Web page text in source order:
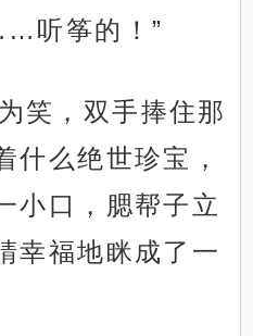
听筝的！”
笑，双手捧住那
什么绝世珍宝，
小口，腮帮子立
幸福地眯成了一